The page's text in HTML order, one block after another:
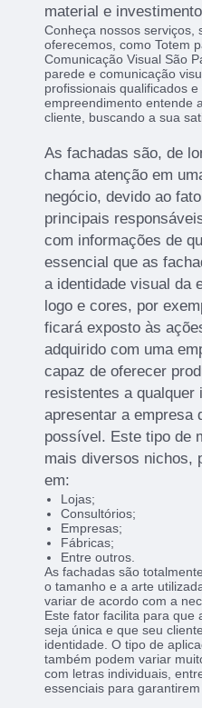
material e
Conheça nossos serviços,
oferecemos, como Totem
Comunicação Visual São
parede e comunicação
profissionais qualificados
empreendimento entende
cliente, buscando a sua
As fachadas são, de
chama atenção em
negócio, devido ao
principais
com informações de
essencial que as
a identidade visual da
logo e cores, por
ficará exposto às
adquirido com uma
capaz de oferecer
resistentes a qualquer
apresentar a empresa
possível. Este tipo de
mais diversos nichos,
em:
Lojas;
Consultórios;
Empresas;
Fábricas;
Entre outros.
As fachadas são
o tamanho e a arte
variar de acordo com a
Este fator facilita para que
seja única e que seu
identidade. O tipo de
também podem variar
com letras individuais,
essenciais para